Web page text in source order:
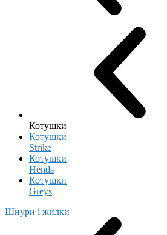
Котушки
Котушки
Strike
Котушки
Hends
Котушки
Greys
Шнури і жилки